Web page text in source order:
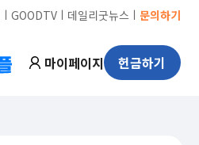
ㅣ GOODTVㅣ 데일리굿뉴스 ㅣ 문의하기
마이페이지 헌금하기